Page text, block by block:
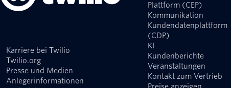
Karriere bei Twilio
Twilio.org
Presse und Medien
Anlegerinformationen
Plattform (CEP)
Kommunikation
Kundendatenplattform
(CDP)
KI
Kundenberichte
Veranstaltungen
Kontakt zum Vertrieb